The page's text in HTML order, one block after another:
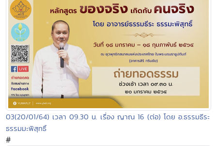
03(20/01/64) เวลา 09.30 น. เรื่อง ญาณ 16 (ต่อ) โดย อ.ธรรมธีระ
ธรรมมะพิสุทธิ์
#